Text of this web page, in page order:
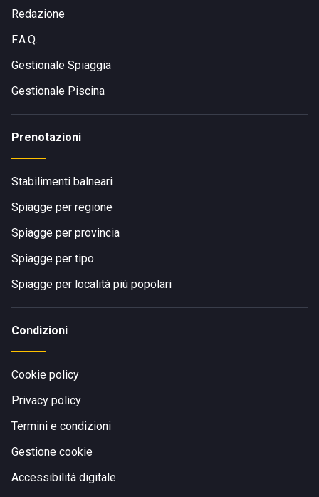
Redazione
F.A.Q.
Gestionale Spiaggia
Gestionale Piscina
Prenotazioni
Stabilimenti balneari
Spiagge per regione
Spiagge per provincia
Spiagge per tipo
Spiagge per località più popolari
Condizioni
Cookie policy
Privacy policy
Termini e condizioni
Gestione cookie
Accessibilità digitale